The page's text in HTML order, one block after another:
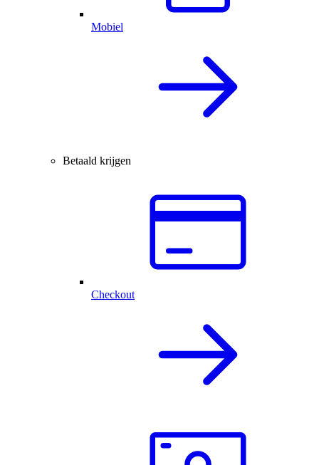
Mobiel
Betaald krijgen
Checkout